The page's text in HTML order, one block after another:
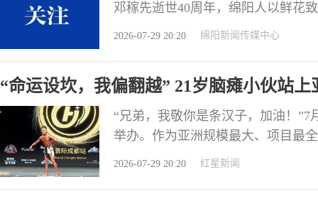
邓稼先逝世40周年，绵阳人以鲜花
2026-07-29 20:20 绵阳新闻传媒中心
“命运设坎，我偏翻越” 21岁脑瘫小伙站
“兄弟，我敬你是条汉子，加油！
举办。作为亚洲规模最大、项目最
段现场视频刷屏网络：一位身涂比
2026-07-29 20:20 红星新闻